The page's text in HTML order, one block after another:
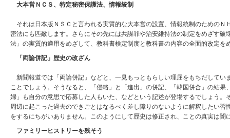
大本営ＮＣＳ、特定秘密保護法、情報統制
それは日本版ＮＳＣと言われる実質的な大本営の設置、情報統制のための
密法にも匹敵します。さらにその先には共謀罪や治安維持法の制定をめざす
法」の実質的適用をめざして、教科書検定制度と教科書の内容の全面的改定を
「両論併記」歴史の改ざん
新聞報道では「両論併記」などと、一見もっともらしい理屈をもちだして
ことでしょう。そうなると、「侵略」と「進出」の併記、「韓国併合」の結
婦」も自分の意思で応募した人もいた、などという記述が登場するでしょう
周辺に起こった過去のできごとはなるべく差し障りのないように解釈したい
をするにちがいありません。このようにして歴史は修正され、ことの真実は闇
ファミリーヒストリーを残そう